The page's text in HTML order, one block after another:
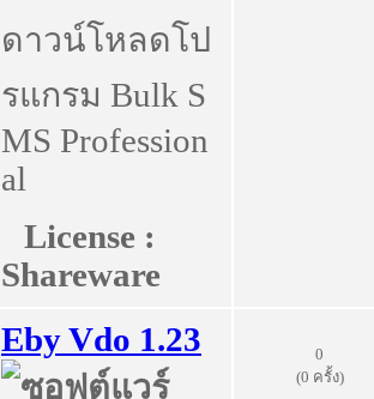
ดาวน์โหลดโป
รแกรม Bulk S
MS Profession
al
License :
Shareware
Eby Vdo 1.23
0
(0 ครั้ง)